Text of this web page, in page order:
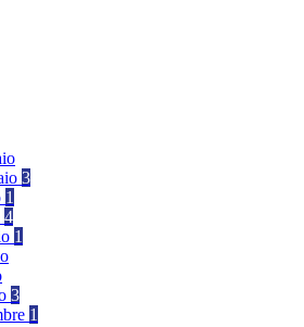
3
1
4
1
3
1